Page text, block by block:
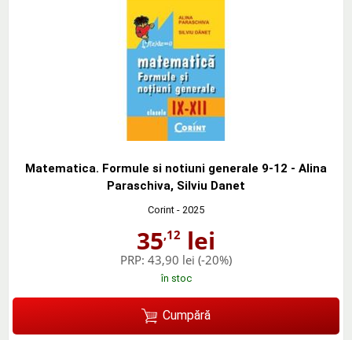
Matematica. Formule si notiuni generale 9-12 - Alina
Paraschiva, Silviu Danet
Corint - 2025
35,12 lei
PRP: 43,90 lei (-20%)
în stoc
Cumpără